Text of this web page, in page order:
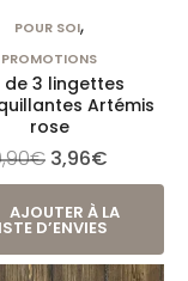
POUR SOI,
PROMOTIONS
de 3 lingettes
Artémis
rose
€ 3,96€
AJOUTER À LA
D’ENVIES